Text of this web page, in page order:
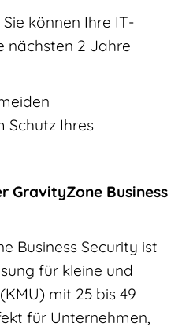
Sie können Ihre IT-
nächsten 2 Jahre
Schutz Ihres
GravityZone Business
Business Security ist
für kleine und
mit 25 bis 49
für Unternehmen,